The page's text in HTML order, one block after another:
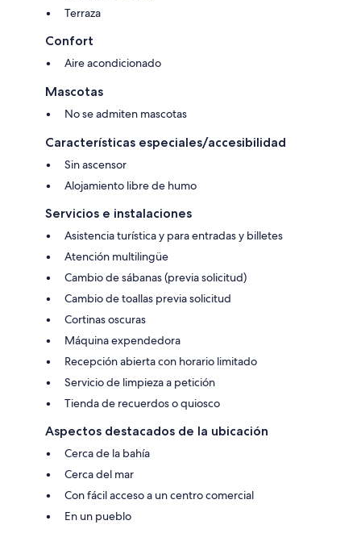
Terraza
Confort
Aire acondicionado
Mascotas
No se admiten mascotas
Características especiales/accesibilidad
Sin ascensor
Alojamiento libre de humo
Servicios e instalaciones
Asistencia turística y para entradas y billetes
Atención multilingüe
Cambio de sábanas (previa solicitud)
Cambio de toallas previa solicitud
Cortinas oscuras
Máquina expendedora
Recepción abierta con horario limitado
Servicio de limpieza a petición
Tienda de recuerdos o quiosco
Aspectos destacados de la ubicación
Cerca de la bahía
Cerca del mar
Con fácil acceso a un centro comercial
En un pueblo